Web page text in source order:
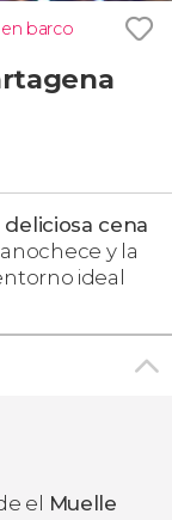
barco
deliciosa cena
y la
ideal
el Muelle